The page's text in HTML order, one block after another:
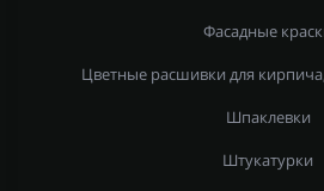
Фасадные
Цветные расшивки для
Шпаклевки
Штукатурки